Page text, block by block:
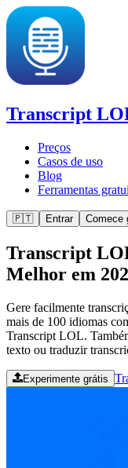
Transcript
Preços
Casos de uso
Blog
Ferramentas
🇵🇹 Entrar Comece
Transcript
Melhor em
Gere facilmente
mais de 100 idiomas
Transcript LOL.
texto ou traduzir
Experimente grátis